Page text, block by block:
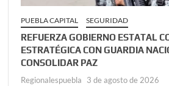
PUEBLA CAPITAL SEGURIDAD
REFUERZA GOBIERNO ESTATAL
ESTRATÉGICA CON GUARDIA
CONSOLIDAR PAZ
Regionalespuebla 3 de agosto de 2026